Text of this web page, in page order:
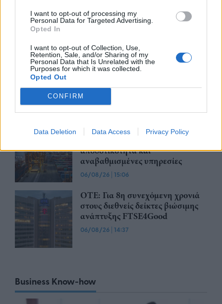
I want to opt-out of processing my
Personal Data for Targeted Advertising.
Opted In
I want to opt-out of Collection, Use,
Retention, Sale, and/or Sharing of my
Personal Data that Is Unrelated with the
Purposes for which it was collected.
Opted Out
CONFIRM
Data Deletion Data Access Privacy Policy
Ανακαλεί καραμέλες-ζελεδάκια
με THC και CBD
Apple: Προσφεύγει στη
Δικαιοσύνη κατά της OpenAI για
φερόμενη υπεξαίρεση εμπορικών
μυστικών
ΟΛΘ: Νέα επένδυση σε σύγχρονο
αποδοτικότητα και
αναβαθμισμένες υπηρεσίες
06/08/26 | 15:06
ΟΤΕ: Για 8η συνεχόμενη χρονιά
στους διεθνείς δείκτες βιώσιμης
ανάπτυξης FTSE4Good
06/08/26 | 14:37
Business Know-how